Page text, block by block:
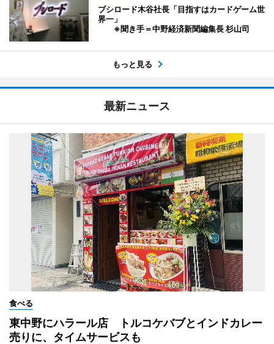
ブシロード木谷社長「目指すはカードゲーム世
界一」
※聞き手＝中野経済新聞編集長 杉山司
もっと見る
最新ニュース
食べる
東中野にハラール店 トルコケバブとインドカレー
売りに、タイムサービスも